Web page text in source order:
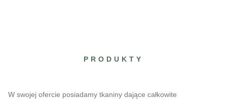
PRODUKTY
W swojej ofercie posiadamy tkaniny dające całkowite